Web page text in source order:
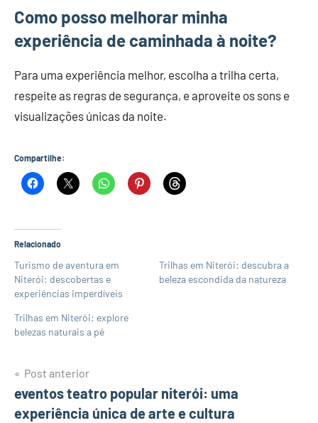
Como posso melhorar minha
experiência de caminhada à noite?
Para uma experiência melhor, escolha a trilha certa,
respeite as regras de segurança, e aproveite os sons e
visualizações únicas da noite.
Compartilhe:
Relacionado
Turismo de aventura em
Niterói: descobertas e
experiências imperdíveis
Trilhas em Niterói: descubra a
beleza escondida da natureza
Trilhas em Niterói: explore
belezas naturais a pé
Navegação
de
Post anterior
eventos teatro popular niterói: uma
experiência única de arte e cultura